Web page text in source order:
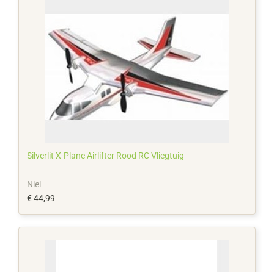
Silverlit X-Plane Airlifter Rood RC Vliegtuig
Niel
€ 44,99